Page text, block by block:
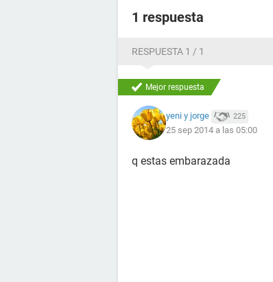
1 respuesta
RESPUESTA 1 / 1
Mejor respuesta
yeni y jorge 225
25 sep 2014 a las 05:00
q estas embarazada